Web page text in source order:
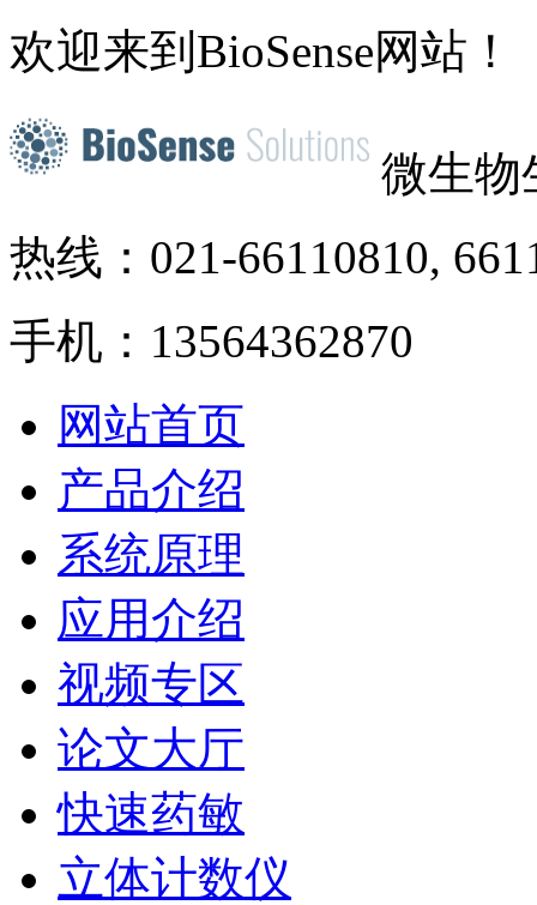
欢迎来到BioSense网站！
微生物
热线：021-66110810,
手机：13564362870
网站首页
产品介绍
系统原理
应用介绍
视频专区
论文大厅
快速药敏
立体计数仪